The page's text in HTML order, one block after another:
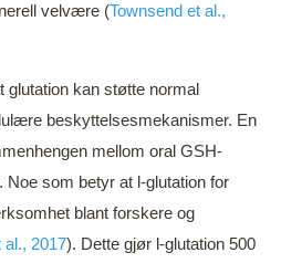
velvære (Townsend et al.,
glutation kan støtte normal
beskyttelsesmekanismer. En
mellom oral GSH-
Noe som betyr at l-glutation for
blant forskere og
al., 2017). Dette gjør l-glutation 500